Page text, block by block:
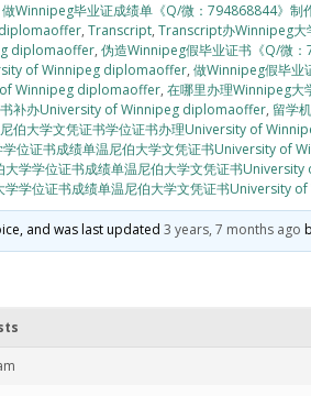
做Winnipeg毕业证成绩单《Q/微：794868844》
,Transcript,Transcript办Winnipeg大
diplomaoffer,伪造Winnipeg假毕业证书《Q/微
of Winnipeg diplomaoffer,做Winnipeg假毕业
Winnipeg diplomaoffer,在哪里办理Winnipeg大
书补办University of Winnipeg diplomaoffer, 留学
伯大学文凭证书学位证书办理University of
位证书成绩单温尼伯大学文凭证书University of
大学学位证书成绩单温尼伯大学文凭证书
学学位证书成绩单温尼伯大学文凭证书University
and was last updated3 years, 7 months ago